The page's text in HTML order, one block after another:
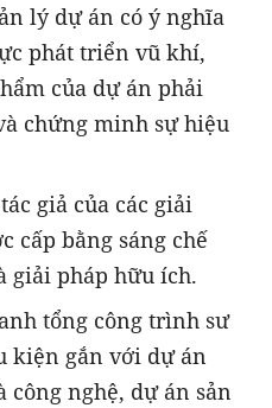
lý dự án có ý nghĩa
phát triển vũ khí,
của dự án phải
chứng minh sự hiệu
giả của các giải
cấp bằng sáng chế
giải pháp hữu ích.
tổng công trình sư
kiện gắn với dự án
công nghệ, dự án sản